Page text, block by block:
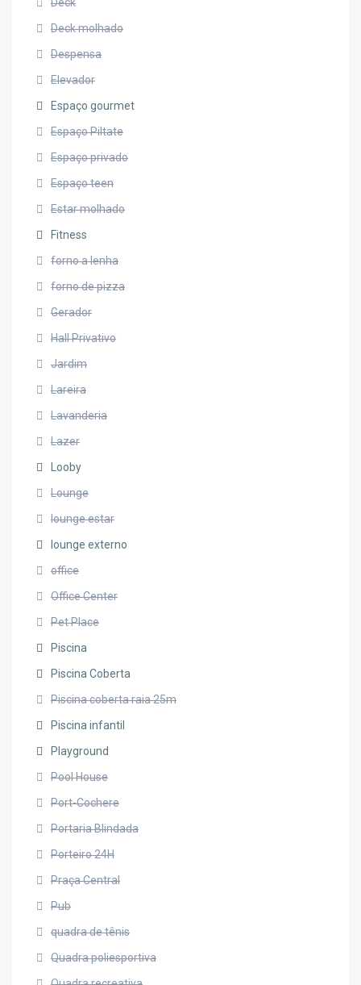
Deck molhado
Despensa
Elevador
Espaço gourmet
Espaço Piltate
Espaço privado
Espaço teen
Estar molhado
Fitness
forno a lenha
forno de pizza
Gerador
Hall Privativo
Jardim
Lareira
Lavanderia
Lazer
Looby
Lounge
lounge estar
lounge externo
office
Office Center
Pet Place
Piscina
Piscina Coberta
Piscina coberta raia 25m
Piscina infantil
Playground
Pool House
Port-Cochere
Portaria Blindada
Porteiro 24H
Praça Central
Pub
quadra de tênis
Quadra poliesportiva